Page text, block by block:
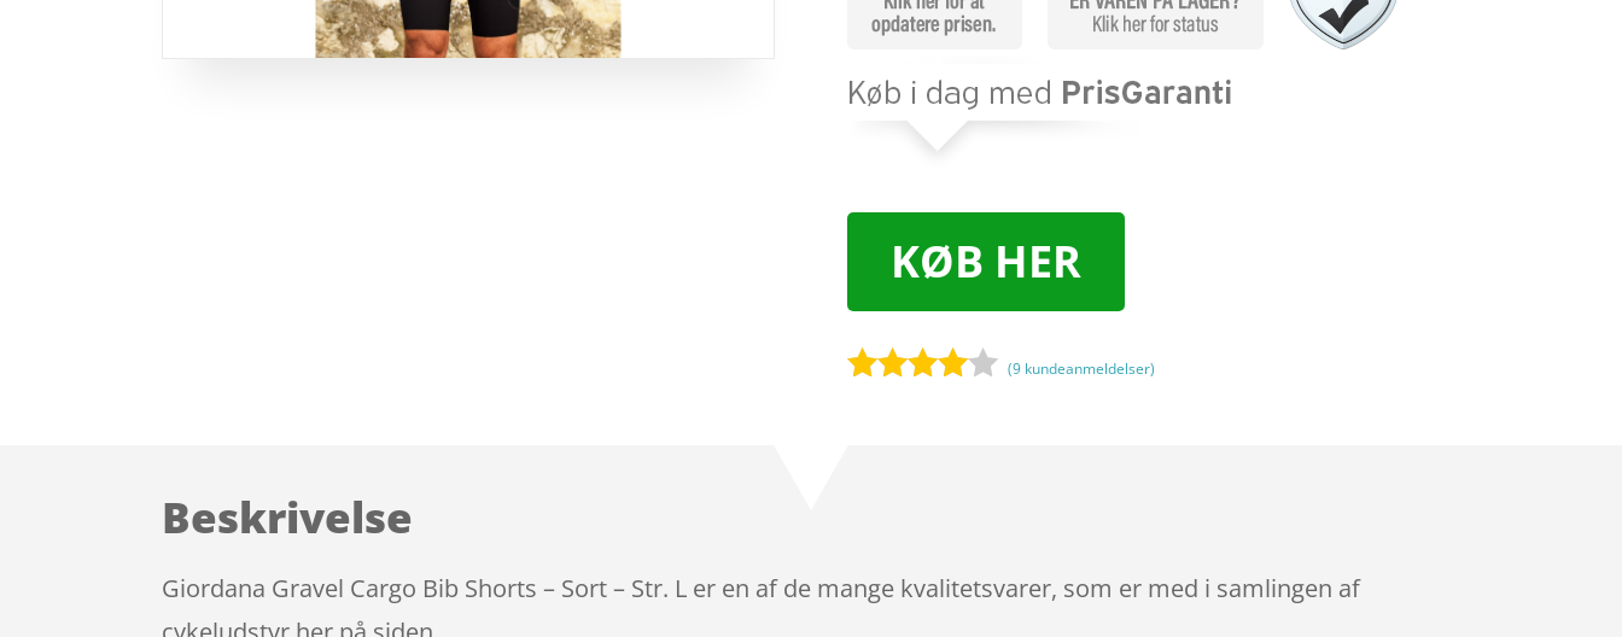
KØB HER
ømmels
er
(9 kundeanmeldelser)
Beskrivelse
Giordana Gravel Cargo Bib Shorts – Sort – Str. L er en af de mange kvalitetsvarer, som er med i samlingen af